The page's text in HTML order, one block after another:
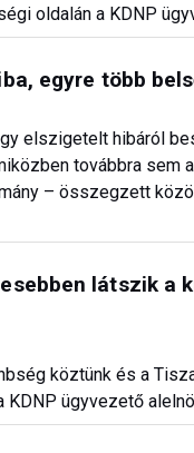
oldalán a KDNP
egyre több
elszigetelt hibáról
továbbra sem
– összegzett
látszik a
köztünk és a
ügyvezető